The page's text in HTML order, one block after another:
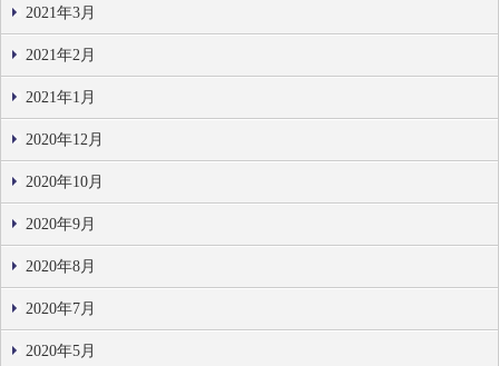
2021年3月
2021年2月
2021年1月
2020年12月
2020年10月
2020年9月
2020年8月
2020年7月
2020年5月